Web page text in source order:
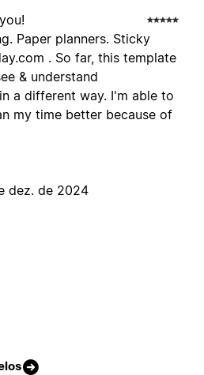
Paper planners. Sticky
. So far, this template
& understand
a different way. I'm able to
my time better because of
dez. de 2024